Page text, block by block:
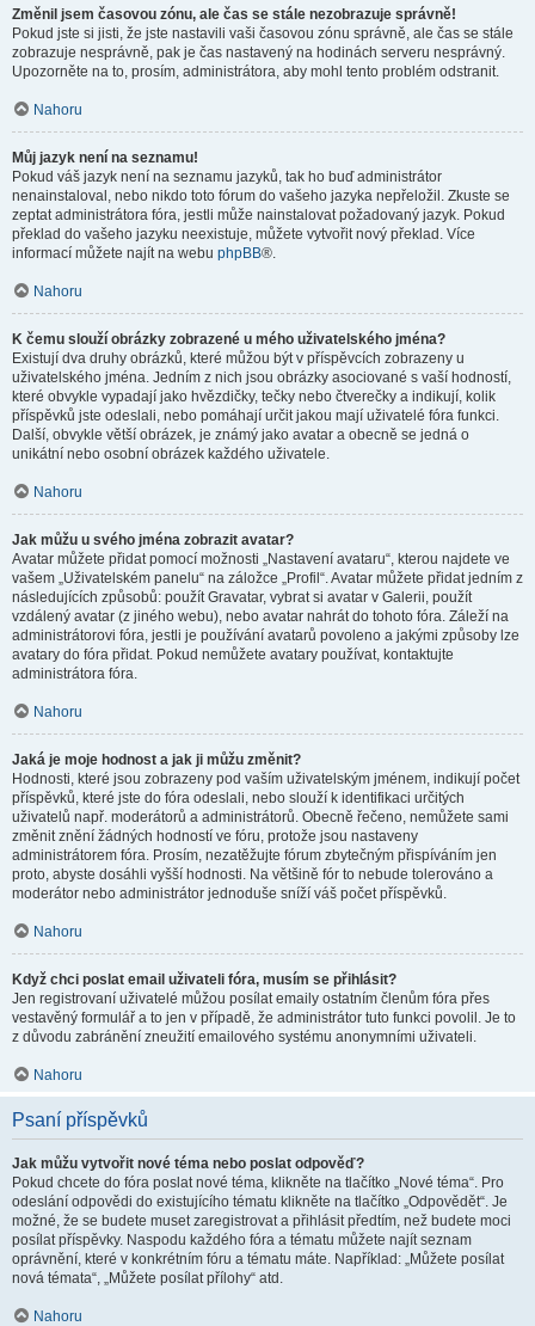
Změnil jsem časovou zónu, ale čas se stále nezobrazuje správně!
Pokud jste si jisti, že jste nastavili vaši časovou zónu správně, ale čas se stále
zobrazuje nesprávně, pak je čas nastavený na hodinách serveru nesprávný.
Upozorněte na to, prosím, administrátora, aby mohl tento problém odstranit.
Nahoru
Můj jazyk není na seznamu!
Pokud váš jazyk není na seznamu jazyků, tak ho buď administrátor
nenainstaloval, nebo nikdo toto fórum do vašeho jazyka nepřeložil. Zkuste se
zeptat administrátora fóra, jestli může nainstalovat požadovaný jazyk. Pokud
překlad do vašeho jazyku neexistuje, můžete vytvořit nový překlad. Více
informací můžete najít na webu phpBB®.
Nahoru
K čemu slouží obrázky zobrazené u mého uživatelského jména?
Existují dva druhy obrázků, které můžou být v příspěvcích zobrazeny u
uživatelského jména. Jedním z nich jsou obrázky asociované s vaší hodností,
které obvykle vypadají jako hvězdičky, tečky nebo čtverečky a indikují, kolik
příspěvků jste odeslali, nebo pomáhají určit jakou mají uživatelé fóra funkci.
Další, obvykle větší obrázek, je známý jako avatar a obecně se jedná o
unikátní nebo osobní obrázek každého uživatele.
Nahoru
Jak můžu u svého jména zobrazit avatar?
Avatar můžete přidat pomocí možnosti „Nastavení avataru“, kterou najdete ve
vašem „Uživatelském panelu“ na záložce „Profil“. Avatar můžete přidat jedním z
následujících způsobů: použít Gravatar, vybrat si avatar v Galerii, použít
vzdálený avatar (z jiného webu), nebo avatar nahrát do tohoto fóra. Záleží na
administrátorovi fóra, jestli je používání avatarů povoleno a jakými způsoby lze
avatary do fóra přidat. Pokud nemůžete avatary používat, kontaktujte
administrátora fóra.
Nahoru
Jaká je moje hodnost a jak ji můžu změnit?
Hodnosti, které jsou zobrazeny pod vaším uživatelským jménem, indikují počet
příspěvků, které jste do fóra odeslali, nebo slouží k identifikaci určitých
uživatelů např. moderátorů a administrátorů. Obecně řečeno, nemůžete sami
změnit znění žádných hodností ve fóru, protože jsou nastaveny
administrátorem fóra. Prosím, nezatěžujte fórum zbytečným přispíváním jen
proto, abyste dosáhli vyšší hodnosti. Na většině fór to nebude tolerováno a
moderátor nebo administrátor jednoduše sníží váš počet příspěvků.
Nahoru
Když chci poslat email uživateli fóra, musím se přihlásit?
Jen registrovaní uživatelé můžou posílat emaily ostatním členům fóra přes
vestavěný formulář a to jen v případě, že administrátor tuto funkci povolil. Je to
z důvodu zabránění zneužití emailového systému anonymními uživateli.
Nahoru
Psaní příspěvků
Jak můžu vytvořit nové téma nebo poslat odpověď?
Pokud chcete do fóra poslat nové téma, klikněte na tlačítko „Nové téma“. Pro
odeslání odpovědi do existujícího tématu klikněte na tlačítko „Odpovědět“. Je
možné, že se budete muset zaregistrovat a přihlásit předtím, než budete moci
posílat příspěvky. Naspodu každého fóra a tématu můžete najít seznam
oprávnění, které v konkrétním fóru a tématu máte. Například: „Můžete posílat
nová témata“, „Můžete posílat přílohy“ atd.
Nahoru